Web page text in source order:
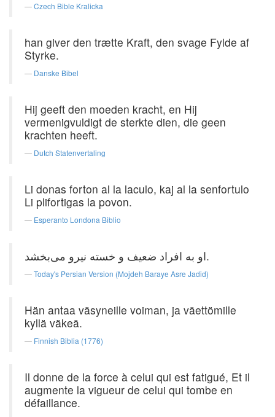
Czech Bible Kralicka
han giver den trætte Kraft, den svage Fylde af
Styrke.
Danske Bibel
Hij geeft den moeden kracht, en Hij
vermenigvuldigt de sterkte dien, die geen
krachten heeft.
Dutch Statenvertaling
Li donas forton al la laculo, kaj al la senfortulo
Li plifortigas la povon.
Esperanto Londona Biblio
او به افراد ضعیف و خسته نیرو می‌بخشد.
Today's Persian Version (Mojdeh Baraye Asre Jadid)
Hän antaa väsyneille voiman, ja väettömille
kyllä väkeä.
Finnish Biblia (1776)
Il donne de la force à celui qui est fatigué, Et il
augmente la vigueur de celui qui tombe en
défaillance.